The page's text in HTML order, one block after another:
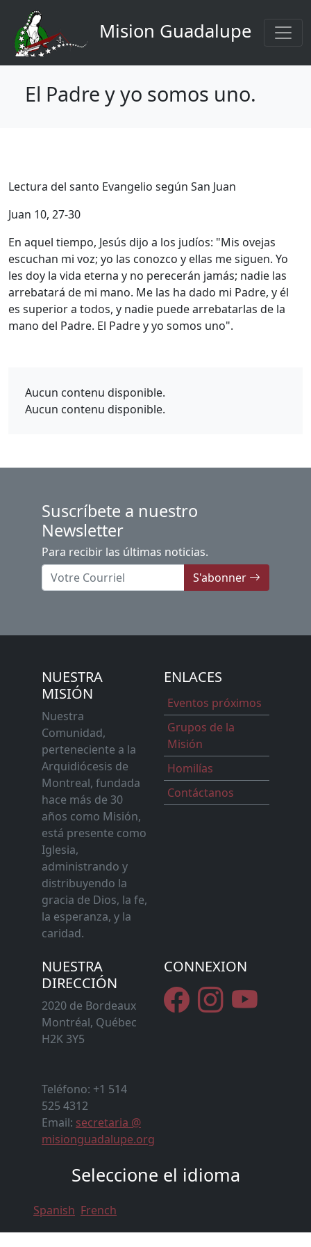
Aller au contenu principal
Navigation principale
Mision Guadalupe
El Padre y yo somos uno.
Lectura del santo Evangelio según San Juan
Juan 10, 27-30
En aquel tiempo, Jesús dijo a los judíos: "Mis ovejas
escuchan mi voz; yo las conozco y ellas me siguen. Yo
les doy la vida eterna y no perecerán jamás; nadie las
arrebatará de mi mano. Me las ha dado mi Padre, y él
es superior a todos, y nadie puede arrebatarlas de la
mano del Padre. El Padre y yo somos uno".
Aucun contenu disponible.
Aucun contenu disponible.
Suscríbete a nuestro
Newsletter
Para recibir las últimas noticias.
S'abonner
NUESTRA
MISIÓN
Nuestra
Comunidad,
perteneciente a la
Arquidiócesis de
Montreal, fundada
hace más de 30
años como Misión,
está presente como
Iglesia,
administrando y
distribuyendo la
gracia de Dios, la fe,
la esperanza, y la
caridad.
ENLACES
Eventos próximos
Grupos de la
Misión
Homilías
Contáctanos
NUESTRA
DIRECCIÓN
2020 de Bordeaux
Montréal, Québec
H2K 3Y5
Teléfono: +1 514
525 4312
Email: secretaria @
misionguadalupe.org
CONNEXION
Seleccione el idioma
Spanish French